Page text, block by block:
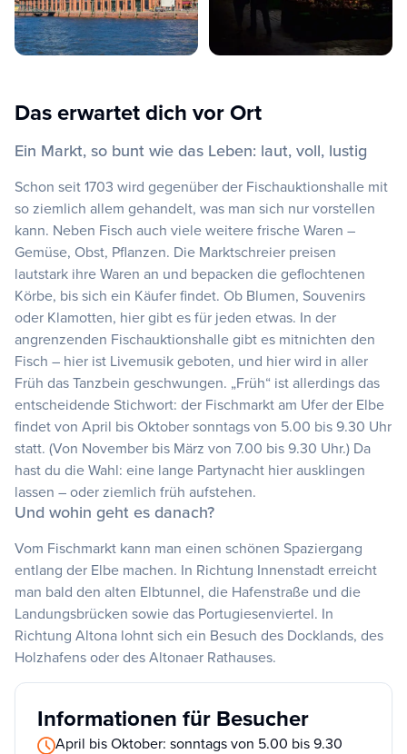
Das erwartet dich vor Ort
Ein Markt, so bunt wie das Leben: laut, voll, lustig
Schon seit 1703 wird gegenüber der Fischauktionshalle mit
so ziemlich allem gehandelt, was man sich nur vorstellen
kann. Neben Fisch auch viele weitere frische Waren –
Gemüse, Obst, Pflanzen. Die Marktschreier preisen
lautstark ihre Waren an und bepacken die geflochtenen
Körbe, bis sich ein Käufer findet. Ob Blumen, Souvenirs
oder Klamotten, hier gibt es für jeden etwas. In der
angrenzenden Fischauktionshalle gibt es mitnichten den
Fisch – hier ist Livemusik geboten, und hier wird in aller
Früh das Tanzbein geschwungen. „Früh“ ist allerdings das
entscheidende Stichwort: der Fischmarkt am Ufer der Elbe
findet von April bis Oktober sonntags von 5.00 bis 9.30 Uhr
statt. (Von November bis März von 7.00 bis 9.30 Uhr.) Da
hast du die Wahl: eine lange Partynacht hier ausklingen
lassen – oder ziemlich früh aufstehen.
Und wohin geht es danach?
Vom Fischmarkt kann man einen schönen Spaziergang
entlang der Elbe machen. In Richtung Innenstadt erreicht
man bald den alten Elbtunnel, die Hafenstraße und die
Landungsbrücken sowie das Portugiesenviertel. In
Richtung Altona lohnt sich ein Besuch des Docklands, des
Holzhafens oder des Altonaer Rathauses.
Informationen für Besucher
April bis Oktober: sonntags von 5.00 bis 9.30